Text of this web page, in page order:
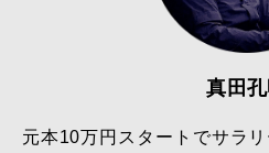
真田孔
元本10万円スタートでサラ